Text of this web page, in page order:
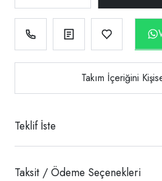
Takım İçeriğini
Teklif İste
Taksit / Ödeme Seçenekleri